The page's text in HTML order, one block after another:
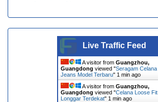
Live Traffic Feed
A visitor from Guangzhou,
Guangdong viewed "Seragam Celana
Jeans Model Terbaru" 1 min ago
A visitor from Guangzhou,
Guangdong viewed "Celana Loose Fit
Longgar Terdekat" 1 min ago